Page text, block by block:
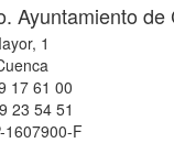
Ayuntamiento de
1
17 61 00
23 54 51
1607900-F